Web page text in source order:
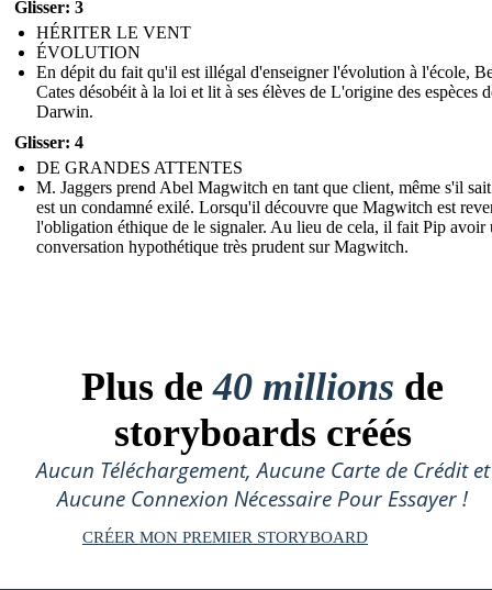
Glisser: 3
HÉRITER LE VENT
ÉVOLUTION
En dépit du fait qu'il est illégal d'enseigner l'évolution à l'école,
Cates désobéit à la loi et lit à ses élèves de L'origine des espèces
Darwin.
Glisser: 4
DE GRANDES ATTENTES
M. Jaggers prend Abel Magwitch en tant que client, même s'il
est un condamné exilé. Lorsqu'il découvre que Magwitch est
l'obligation éthique de le signaler. Au lieu de cela, il fait Pip avoir
conversation hypothétique très prudent sur Magwitch.
Plus de40 millions de
storyboards créés
Aucun Téléchargement, Aucune Carte de Crédit et
Aucune Connexion Nécessaire Pour Essayer !
CRÉER MON PREMIER STORYBOARD